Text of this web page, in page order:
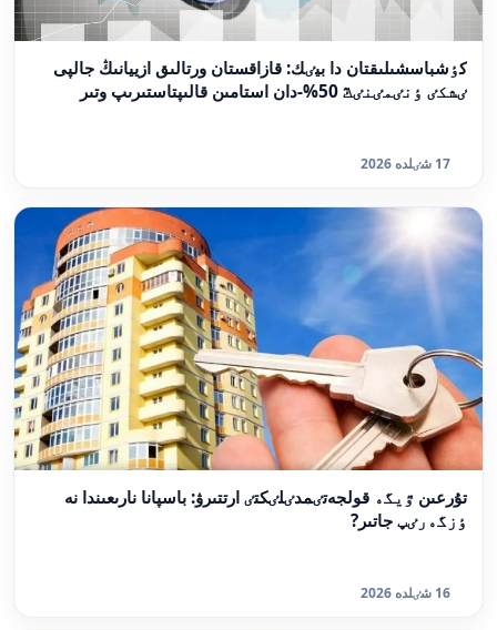
كٶشباسشىلىقتان دا بيٸك: قازاقستان ورتالىق ازييانىڭ جالپى
ٸشكٸ ٶنٸمٸنٸڭ 50%-دان استامىن قالىپتاستىرىپ وتىر
17 شٸلدە 2026
تۇرعىن ٷيگە قولجەتٸمدٸلٸكتٸ ارتتىرۋ: باسپانا نارىعىندا نە
ٶزگەرٸپ جاتىر?
16 شٸلدە 2026